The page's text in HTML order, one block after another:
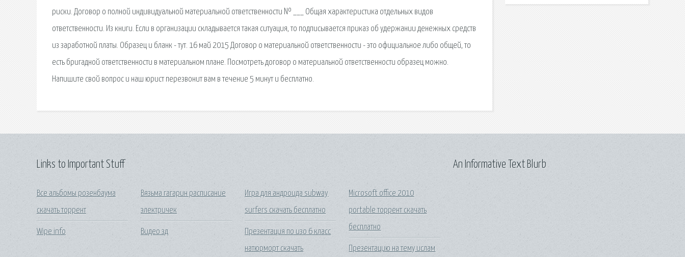
риски. Договор о полной индивидуальной материальной ответственности № ___ Общая характеристика отдельных видов
ответственности. Из книги. Если в организации складывается такая ситуация, то подписывается приказ об удержании денежных средств
из заработной платы. Образец и бланк - тут. 16 май 2015 Договор о материальной ответственности - это официальное либо общей, то
есть бригадной ответственности в материальном плане. Посмотреть договор о материальной ответственности образец можно.
Напишите свой вопрос и наш юрист перезвонит вам в течение 5 минут и бесплатно.
Links to Important Stuff
Все альбомы розенбаума
скачать торрент
Wipe info
Вязьма гагарин расписание
электричек
Видео зд
Игра для андроида subway
surfers скачать бесплатно
Презентация по изо 6 класс
натюрморт скачать
Microsoft office 2010
portable торрент скачать
бесплатно
Презентацию на тему ислам
An Informative Text Blurb